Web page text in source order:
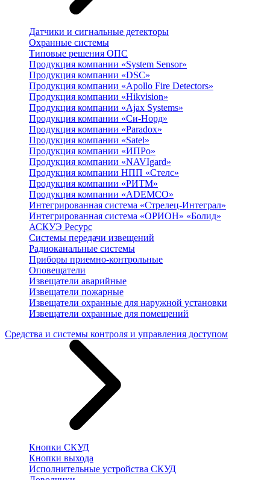
Датчики и сигнальные детекторы
Охранные системы
Типовые решения ОПС
Продукция компании «System Sensor»
Продукция компании «DSC»
Продукция компании «Apollo Fire Detectors»
Продукция компании «Hikvision»
Продукция компании «Ajax Systems»
Продукция компании «Си-Норд»
Продукция компании «Paradox»
Продукция компании «Satel»
Продукция компании «ИПРо»
Продукция компании «NAVIgard»
Продукция компании НПП «Стелс»
Продукция компании «РИТМ»
Продукция компании «ADEMCO»
Интегрированная система «Стрелец-Интеграл»
Интегрированная система «ОРИОН» «Болид»
АСКУЭ Ресурс
Системы передачи извещений
Радиоканальные системы
Приборы приемно-контрольные
Оповещатели
Извещатели аварийные
Извещатели пожарные
Извещатели охранные для наружной установки
Извещатели охранные для помещений
Средства и системы контроля и управления доступом
Кнопки СКУД
Кнопки выхода
Исполнительные устройства СКУД